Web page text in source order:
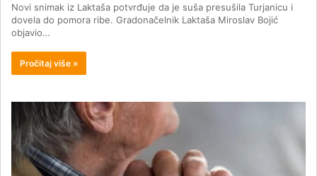
Novi snimak iz Laktaša potvrđuje da je suša presušila Turjanicu i
dovela do pomora ribe. Gradonačelnik Laktaša Miroslav Bojić
objavio…
Pročitaj više »